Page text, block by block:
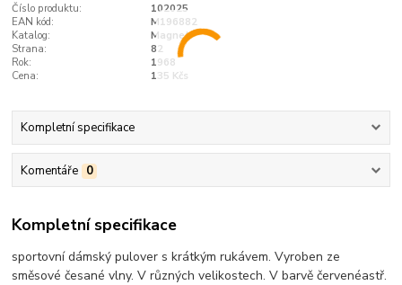
Číslo produktu:
102025
EAN kód:
M196882
Katalog:
Magnet
Strana:
82
Rok:
1968
Cena:
135 Kčs
Kompletní specifikace
Komentáře 0
Kompletní specifikace
sportovní dámský pulover s krátkým rukávem. Vyroben ze
směsové česané vlny. V různých velikostech. V barvě červenéastř.